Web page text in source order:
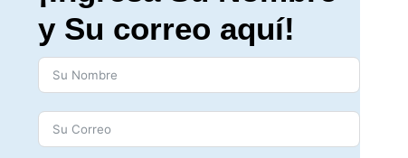
y Su correo aquí!